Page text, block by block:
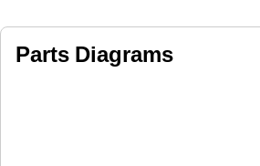
Parts Diagrams